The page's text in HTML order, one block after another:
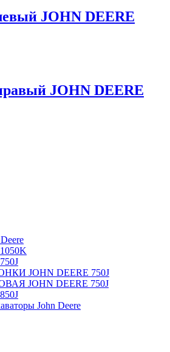
JOHN DEERE
JOHN DEERE
JOHN DEERE 750J
JOHN DEERE 750J
John Deere